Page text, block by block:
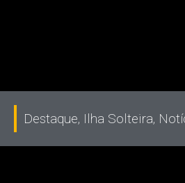
Destaque, Ilha Solteira,